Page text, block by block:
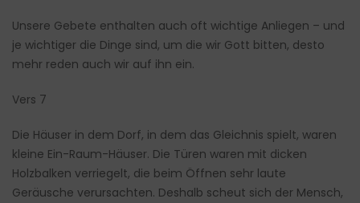
Unsere Gebete enthalten auch oft wichtige Anliegen – und
je wichtiger die Dinge sind, um die wir Gott bitten, desto
mehr reden auch wir auf ihn ein.
Vers 7
Die Häuser in dem Dorf, in dem das Gleichnis spielt, waren
kleine Ein-Raum-Häuser. Die Türen waren mit dicken
Holzbalken verriegelt, die beim Öffnen sehr laute
Geräusche verursachten. Deshalb scheut sich der Mensch,